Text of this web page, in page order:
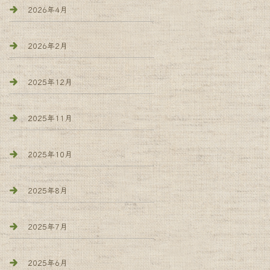
2026年4月
2026年2月
2025年12月
2025年11月
2025年10月
2025年8月
2025年7月
2025年6月